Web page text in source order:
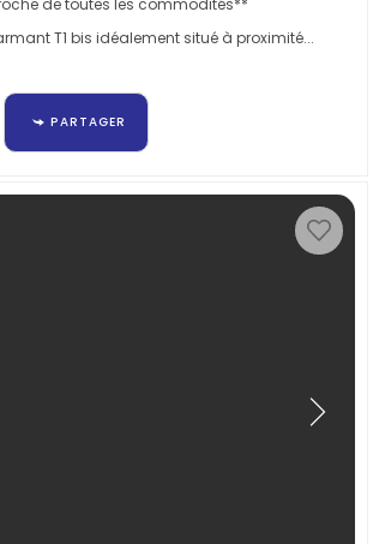
T1 bis idéalement situé à proximité...
PARTAGER